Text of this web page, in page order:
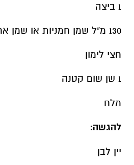
1 ביצה
130 מ"ל שמן חמניות או שמן אחר שאינו זית
חצי לימון
1 שן שום קטנה
מלח
להגשה:
יין לבן